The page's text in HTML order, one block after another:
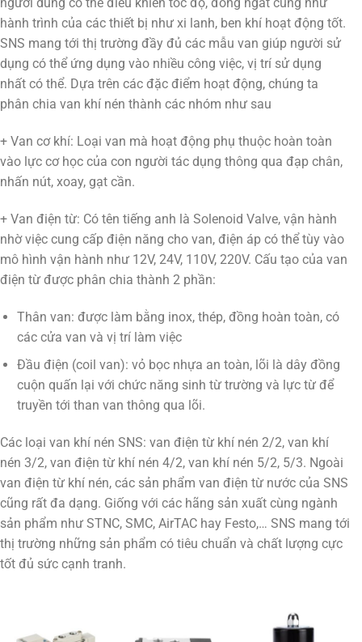
người dùng có thể điều khiển tốc độ, đóng ngắt cũng như
hành trình của các thiết bị như xi lanh, ben khí hoạt động tốt.
SNS mang tới thị trường đầy đủ các mẫu van giúp người sử
dụng có thể ứng dụng vào nhiều công việc, vị trí sử dụng
nhất có thể. Dựa trên các đặc điểm hoạt động, chúng ta
phân chia van khí nén thành các nhóm như sau
+ Van cơ khí: Loại van mà hoạt động phụ thuộc hoàn toàn
vào lực cơ học của con người tác dụng thông qua đạp chân,
nhấn nút, xoay, gạt cần.
+ Van điện từ: Có tên tiếng anh là Solenoid Valve, vận hành
nhờ việc cung cấp điện năng cho van, điện áp có thể tùy vào
mô hình vận hành như 12V, 24V, 110V, 220V. Cấu tạo của van
điện từ được phân chia thành 2 phần:
Thân van: được làm bằng inox, thép, đồng hoàn toàn, có
các cửa van và vị trí làm việc
Đầu điện (coil van): vỏ bọc nhựa an toàn, lõi là dây đồng
cuộn quấn lại với chức năng sinh từ trường và lực từ để
truyền tới than van thông qua lõi.
Các loại van khí nén SNS: van điện từ khí nén 2/2, van khí
nén 3/2, van điện từ khí nén 4/2, van khí nén 5/2, 5/3. Ngoài
van điện từ khí nén, các sản phẩm van điện từ nước của SNS
cũng rất đa dạng. Giống với các hãng sản xuất cùng ngành
sản phẩm như STNC, SMC, AirTAC hay Festo,… SNS mang tới
thị trường những sản phẩm có tiêu chuẩn và chất lượng cực
tốt đủ sức cạnh tranh.